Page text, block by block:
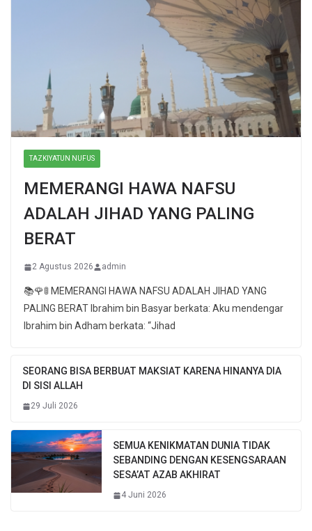
TAZKIYATUN NUFUS
MEMERANGI HAWA NAFSU
ADALAH JIHAD YANG PALING
BERAT
2 Agustus 2026 admin
📚🌹🚦 MEMERANGI HAWA NAFSU ADALAH JIHAD YANG
PALING BERAT Ibrahim bin Basyar berkata: Aku mendengar
Ibrahim bin Adham berkata: “Jihad
SEORANG BISA BERBUAT MAKSIAT KARENA HINANYA DIA
DI SISI ALLAH
29 Juli 2026
SEMUA KENIKMATAN DUNIA TIDAK
SEBANDING DENGAN KESENGSARAAN
SESA’AT AZAB AKHIRAT
4 Juni 2026